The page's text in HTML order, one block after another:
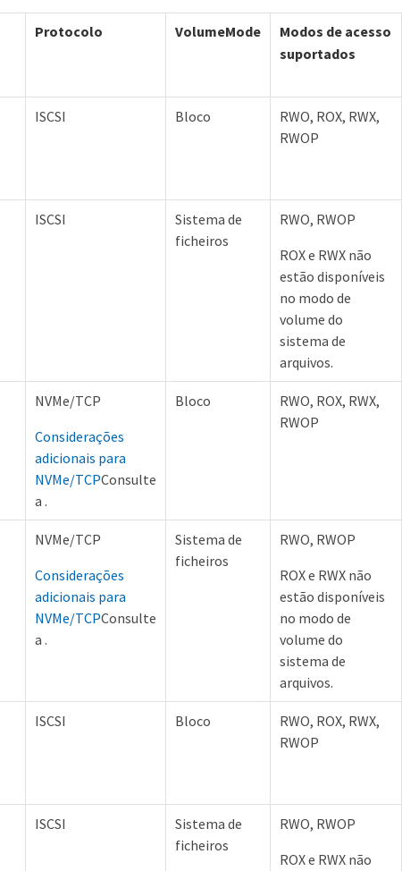
Protocolo VolumeMode
Modos de acesso
suportados
ISCSI Bloco
RWO, ROX, RWX,
RWOP
ISCSI
Sistema de
ficheiros
RWO, RWOP
ROX e RWX não
estão disponíveis
no modo de
volume do
sistema de
arquivos.
NVMe/TCP
Considerações
adicionais para
NVMe/TCPConsulte
a .
Bloco
RWO, ROX, RWX,
RWOP
NVMe/TCP
Considerações
adicionais para
NVMe/TCPConsulte
a .
Sistema de
ficheiros
RWO, RWOP
ROX e RWX não
estão disponíveis
no modo de
volume do
sistema de
arquivos.
ISCSI Bloco
RWO, ROX, RWX,
RWOP
ISCSI
Sistema de
ficheiros
RWO, RWOP
ROX e RWX não